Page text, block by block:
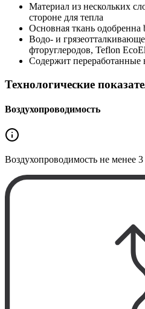
Материал из нескольких
стороне для тепла
Основная ткань одобренна
Водо- и
фторуглеродов, Teflon
Содержит переработанные
Технологические
Воздухопроводимость
Воздухопроводимость не менее 3